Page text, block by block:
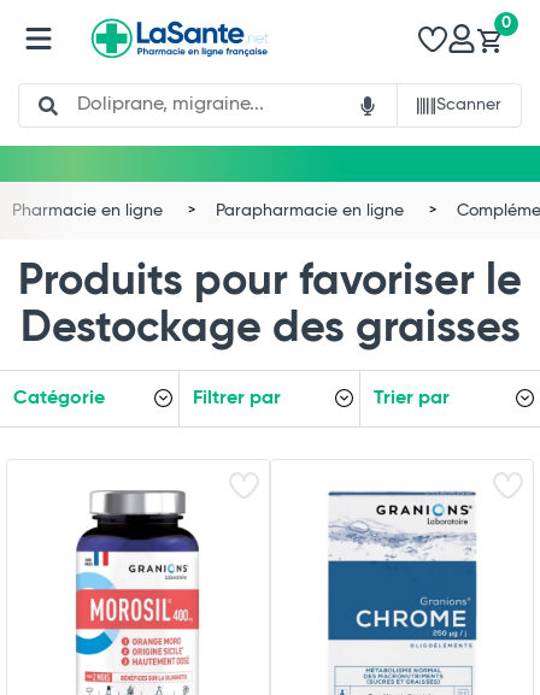
Search
Scanner
0
Pharmacie en ligne Parapharmacie en ligne
Produits pour favoriser le
Destockage des graisses
Catégorie Filtrer par Trier par